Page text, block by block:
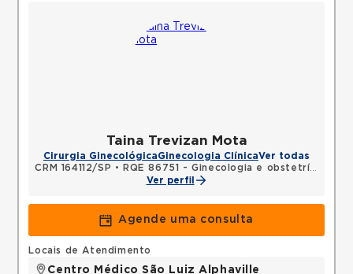
Taina Trevizan Mota
Cirurgia GinecológicaGinecologia ClínicaVer todas
CRM 164112/SP •
RQE 86751 - Ginecologia e obstetrícia
Ver perfil
Agende uma consulta
Locais de Atendimento
Centro Médico São Luiz Alphaville